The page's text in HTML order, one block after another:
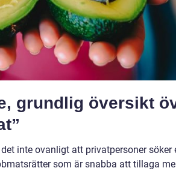
grundlig översikt
inte ovanligt att privatpersoner söker
som är snabba att tillaga